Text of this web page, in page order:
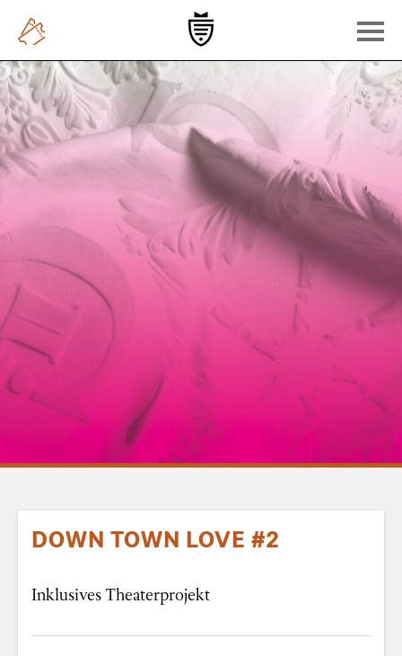
DOWN TOWN LOVE #2
Inklusives Theaterprojekt